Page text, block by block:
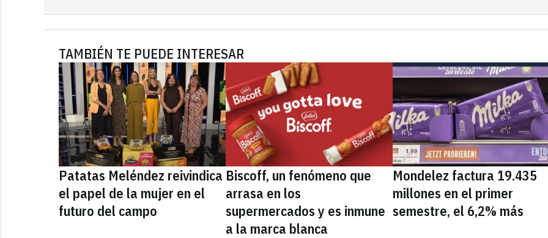
TAMBIÉN TE PUEDE INTERESAR
Patatas Meléndez reivindica
el papel de la mujer en el
futuro del campo
Biscoff, un fenómeno que
arrasa en los
supermercados y es inmune
a la marca blanca
Mondelez factura 19.435
millones en el primer
semestre, el 6,2% más